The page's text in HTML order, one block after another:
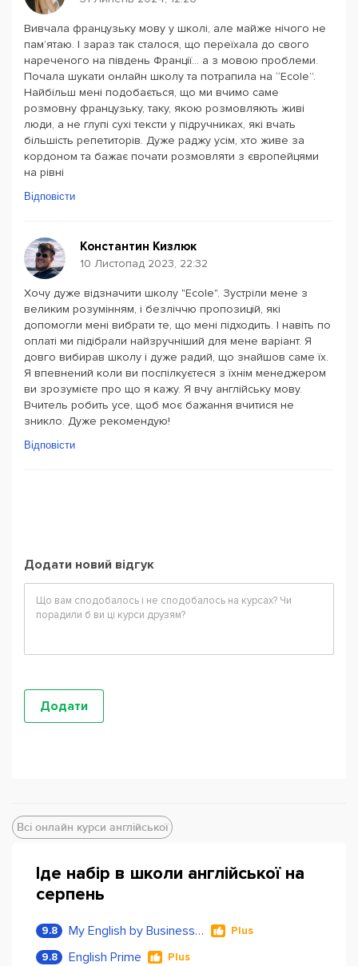
Вивчала французьку мову у школі, але майже нічого не
памʼятаю. І зараз так сталося, що переїхала до свого
нареченого на південь Франції… а з мовою проблеми.
Почала шукати онлайн школу та потрапила на “Ecole”.
Найбільш мені подобається, що ми вчимо саме
розмовну французьку, таку, якою розмовляють живі
люди, а не глупі сухі тексти у підручниках, які вчать
більшість репетиторів. Дуже раджу усім, хто живе за
кордоном та бажає почати розмовляти з європейцями
на рівні
Відповісти
Константин Кизлюк
10 Листопад 2023, 22:32
Хочу дуже відзначити школу "Ecole". Зустріли мене з
великим розумінням, і безліччю пропозицій, які
допомогли мені вибрати те, що мені підходить. І навіть по
оплаті ми підібрали найзручніший для мене варіант. Я
довго вибирав школу і дуже радий, що знайшов саме їх.
Я впевнений коли ви поспілкуєтеся з їхнім менеджером
ви зрозумієте про що я кажу. Я вчу англійську мову.
Вчитель робить усе, щоб моє бажання вчитися не
зникло. Дуже рекомендую!
Відповісти
Додати новий відгук
Всі онлайн курси англійської
Іде набір в школи англійської на
серпень
9.8 My English by Business Language Plus
9.8 English Prime Plus